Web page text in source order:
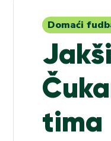
Domaći
tima